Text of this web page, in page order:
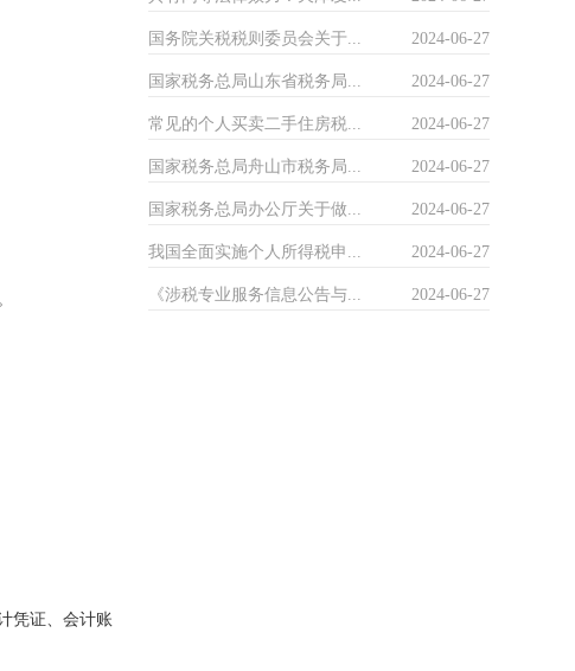
凭证、会计账
国务院关税税则委员会关于... 2024-06-27
国家税务总局山东省税务局... 2024-06-27
常见的个人买卖二手住房税... 2024-06-27
国家税务总局舟山市税务局... 2024-06-27
国家税务总局办公厅关于做... 2024-06-27
我国全面实施个人所得税申... 2024-06-27
《涉税专业服务信息公告与... 2024-06-27